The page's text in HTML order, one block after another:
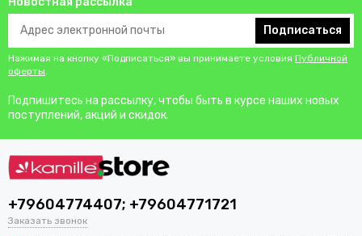
Подписаться
Нажимая на кнопку «Подписаться» вы принимаете условия Публичной
оферты
Подпишитесь на рассылку, чтобы быть в курсе наших новых
поступлений, акций и скидок.
+79604774407; +79604771721
Заказать звонок